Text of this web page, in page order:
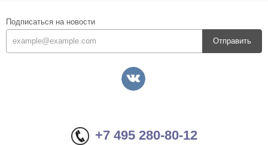
Подписаться на новости
Отправить
+7 495 280-80-12